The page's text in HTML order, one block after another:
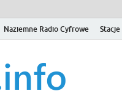
Naziemne Radio Cyfrowe